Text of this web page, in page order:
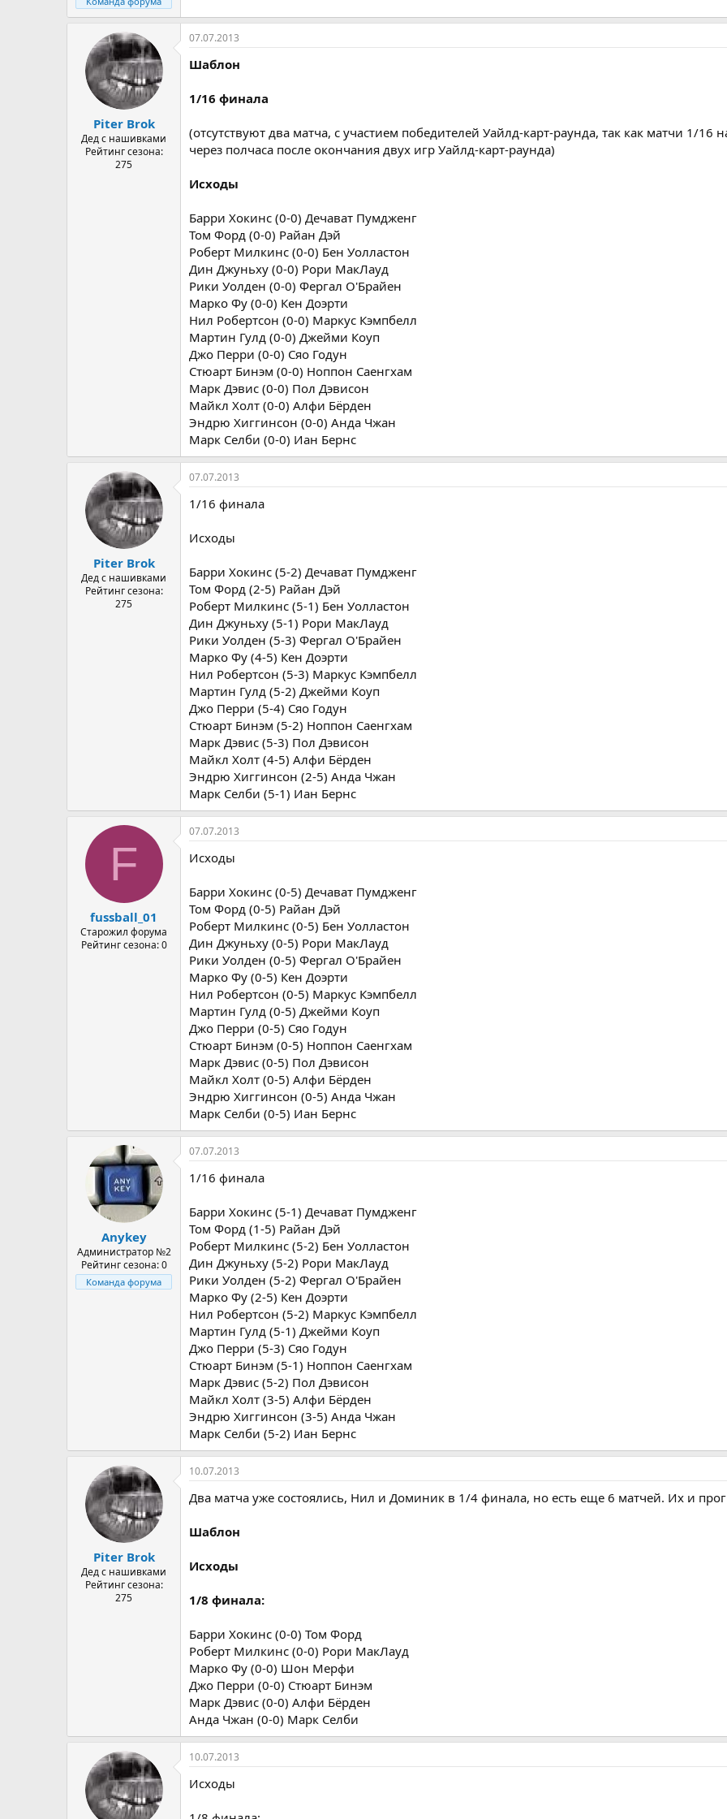
Piter Brok
Дед с нашивками
Рейтинг сезона:
275
07.07.2013
Шаблон
1/16 финала
(отсутствуют два матча, с участием победителей Уайлд-карт-раунда, так как матчи 1/16
через полчаса после окончания двух игр Уайлд-карт-раунда)
Исходы
Барри Хокинс (0-0) Дечават Пумдженг
Том Форд (0-0) Райан Дэй
Роберт Милкинс (0-0) Бен Уолластон
Дин Джуньху (0-0) Рори МакЛауд
Рики Уолден (0-0) Фергал О'Брайен
Марко Фу (0-0) Кен Доэрти
Нил Робертсон (0-0) Маркус Кэмпбелл
Мартин Гулд (0-0) Джейми Коуп
Джо Перри (0-0) Сяо Годун
Стюарт Бинэм (0-0) Ноппон Саенгхам
Марк Дэвис (0-0) Пол Дэвисон
Майкл Холт (0-0) Алфи Бёрден
Эндрю Хиггинсон (0-0) Анда Чжан
Марк Селби (0-0) Иан Бернс
Piter Brok
Дед с нашивками
Рейтинг сезона:
275
07.07.2013
1/16 финала
Исходы
Барри Хокинс (5-2) Дечават Пумдженг
Том Форд (2-5) Райан Дэй
Роберт Милкинс (5-1) Бен Уолластон
Дин Джуньху (5-1) Рори МакЛауд
Рики Уолден (5-3) Фергал О'Брайен
Марко Фу (4-5) Кен Доэрти
Нил Робертсон (5-3) Маркус Кэмпбелл
Мартин Гулд (5-2) Джейми Коуп
Джо Перри (5-4) Сяо Годун
Стюарт Бинэм (5-2) Ноппон Саенгхам
Марк Дэвис (5-3) Пол Дэвисон
Майкл Холт (4-5) Алфи Бёрден
Эндрю Хиггинсон (2-5) Анда Чжан
Марк Селби (5-1) Иан Бернс
F
fussball_01
Старожил форума
Рейтинг сезона: 0
07.07.2013
Исходы
Барри Хокинс (0-5) Дечават Пумдженг
Том Форд (0-5) Райан Дэй
Роберт Милкинс (0-5) Бен Уолластон
Дин Джуньху (0-5) Рори МакЛауд
Рики Уолден (0-5) Фергал О'Брайен
Марко Фу (0-5) Кен Доэрти
Нил Робертсон (0-5) Маркус Кэмпбелл
Мартин Гулд (0-5) Джейми Коуп
Джо Перри (0-5) Сяо Годун
Стюарт Бинэм (0-5) Ноппон Саенгхам
Марк Дэвис (0-5) Пол Дэвисон
Майкл Холт (0-5) Алфи Бёрден
Эндрю Хиггинсон (0-5) Анда Чжан
Марк Селби (0-5) Иан Бернс
Anykey
Администратор №2
Рейтинг сезона: 0
Команда форума
07.07.2013
1/16 финала
Барри Хокинс (5-1) Дечават Пумдженг
Том Форд (1-5) Райан Дэй
Роберт Милкинс (5-2) Бен Уолластон
Дин Джуньху (5-2) Рори МакЛауд
Рики Уолден (5-2) Фергал О'Брайен
Марко Фу (2-5) Кен Доэрти
Нил Робертсон (5-2) Маркус Кэмпбелл
Мартин Гулд (5-1) Джейми Коуп
Джо Перри (5-3) Сяо Годун
Стюарт Бинэм (5-1) Ноппон Саенгхам
Марк Дэвис (5-2) Пол Дэвисон
Майкл Холт (3-5) Алфи Бёрден
Эндрю Хиггинсон (3-5) Анда Чжан
Марк Селби (5-2) Иан Бернс
Piter Brok
Дед с нашивками
Рейтинг сезона:
275
10.07.2013
Два матча уже состоялись, Нил и Доминик в 1/4 финала, но есть еще 6 матчей. Их и
Шаблон
Исходы
1/8 финала:
Барри Хокинс (0-0) Том Форд
Роберт Милкинс (0-0) Рори МакЛауд
Марко Фу (0-0) Шон Мерфи
Джо Перри (0-0) Стюарт Бинэм
Марк Дэвис (0-0) Алфи Бёрден
Анда Чжан (0-0) Марк Селби
10.07.2013
Исходы